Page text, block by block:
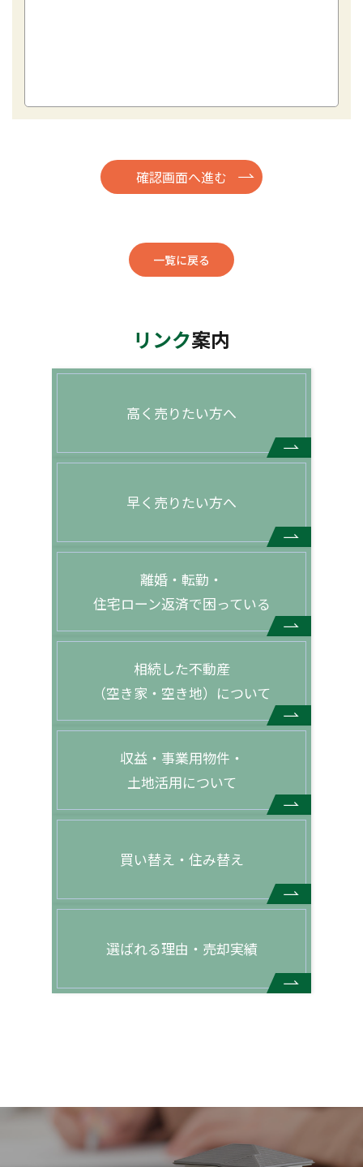
一覧に戻る
リンク案内
高く売りたい方へ
早く売りたい方へ
離婚・転勤・
住宅ローン返済で困っている
相続した不動産
（空き家・空き地）について
収益・事業用物件・
土地活用について
買い替え・住み替え
選ばれる理由・売却実績